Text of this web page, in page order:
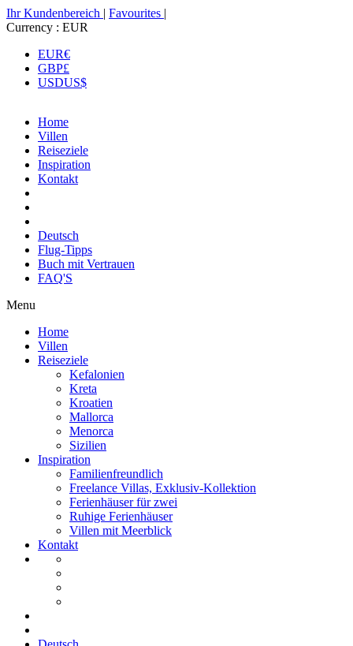
Ihr Kundenbereich | Favourites |
Currency : EUR
EUR€
GBP£
USDUS$
Home
Villen
Reiseziele
Inspiration
Kontakt
Deutsch
Flug-Tipps
Buch mit Vertrauen
FAQ'S
Menu
Home
Villen
Reiseziele
Kefalonien
Kreta
Kroatien
Mallorca
Menorca
Sizilien
Inspiration
Familienfreundlich
Freelance Villas, Exklusiv-Kollektion
Ferienhäuser für zwei
Ruhige Ferienhäuser
Villen mit Meerblick
Kontakt